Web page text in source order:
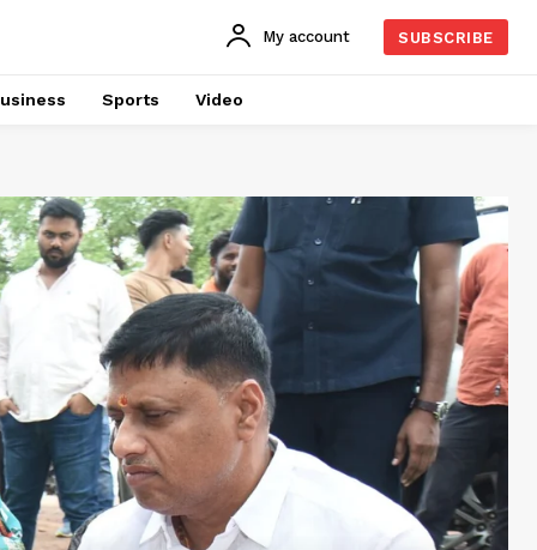
My account SUBSCRIBE
Sports Video